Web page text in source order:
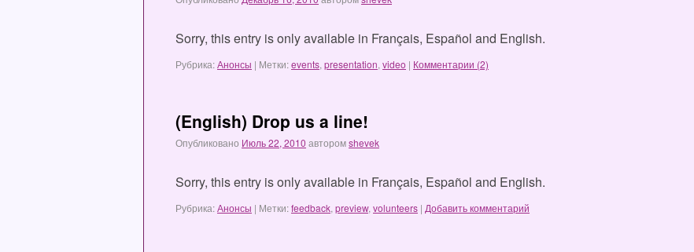
Sorry, this entry is only available in Français, Español and English.
Рубрика:Анонсы | Метки:events, presentation, video | Комментарии (2)
(English) Drop us a line!
Опубликовано Июль 22, 2010 авторомshevek
Sorry, this entry is only available in Français, Español and English.
Рубрика:Анонсы | Метки:feedback, preview, volunteers | Добавить комментарий